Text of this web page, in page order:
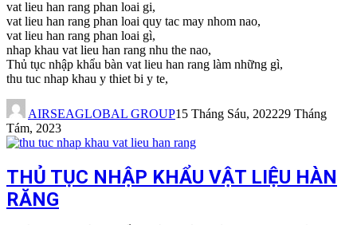
vat lieu han rang phan loai gi,
vat lieu han rang phan loai quy tac may nhom nao,
vat lieu han rang phan loai gì,
nhap khau vat lieu han rang nhu the nao,
Thủ tục nhập khẩu bàn vat lieu han rang làm những gì,
thu tuc nhap khau y thiet bi y te,
AIRSEAGLOBAL GROUP15 Tháng Sáu, 202229 Tháng
Tám, 2023
THỦ TỤC NHẬP KHẨU VẬT LIỆU HÀN
RĂNG